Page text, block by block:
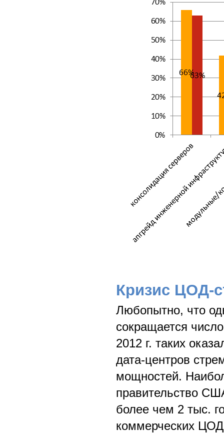
Кризис ЦОД-
Любопытно, что
сокращается
2012 г. таких
дата-центров
мощностей.
правительство
более чем 2 тыс.
коммерческих